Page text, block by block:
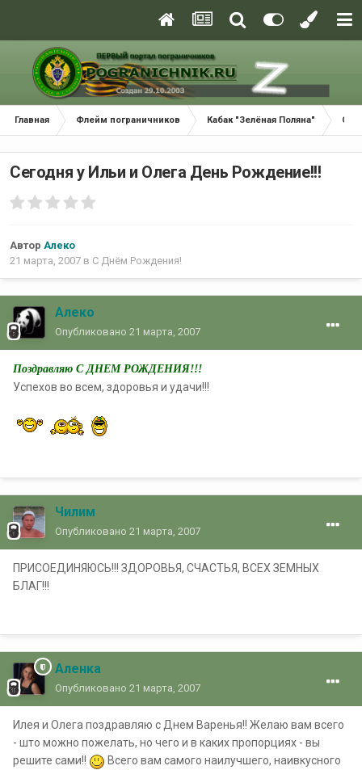
Главная Флейм пограничников Кабак "Зелёная Поляна" С
Сегодня у Ильи и Олега День Рождение!!!
Автор Алеко
21 марта, 2007 в С Днём Рождения!
Алеко
Опубликовано 21 марта, 2007
Поздравляю С ДНЕМ РОЖДЕНИЯ!!!
Успехов во всем, здоровья и удачи!!!
Чилим
Опубликовано 21 марта, 2007
ПРИСОЕДИНЯЮСЬ!!! ЗДОРОВЬЯ, СЧАСТЬЯ, ВСЕХ ЗЕМНЫХ
БЛАГ!!!
Аленка
Опубликовано 21 марта, 2007
Илея и Олега поздравляю с Днем Варенья!! Желаю вам всего
- што можно пожелать, но чего и в каких пропорциях - вы
решите сами!!
Всего вам самого наилучшего, наивкусного